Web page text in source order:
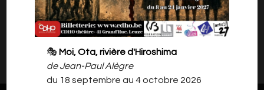
🎭 Moi, Ota, rivière d'Hiroshima
de Jean-Paul Alègre
du 18 septembre au 4 octobre 2026
Il n'y a rien à vous proposer pour l'instant.
Veuillez revenir plus tard.